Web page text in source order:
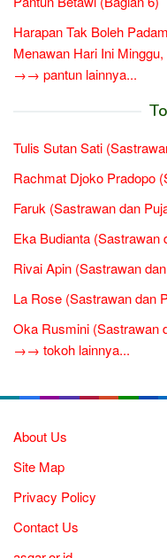
Harapan Tak Boleh
Menawan Hari Ini
→→ pantun lainnya...
Tulis Sutan Sati
Rachmat Djoko Pradopo
Faruk (Sastrawan dan
Eka Budianta (Sastrawan
Rivai Apin (Sastrawan
La Rose (Sastrawan dan
Oka Rusmini (Sastrawan
→→ tokoh lainnya...
About Us
Site Map
Privacy Policy
Contact Us